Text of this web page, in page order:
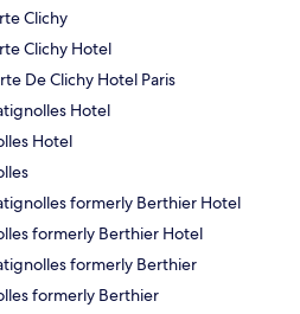
Clichy
Clichy Hotel
De Clichy Hotel Paris
Hotel
Hotel
formerly Berthier Hotel
formerly Berthier Hotel
formerly Berthier
formerly Berthier